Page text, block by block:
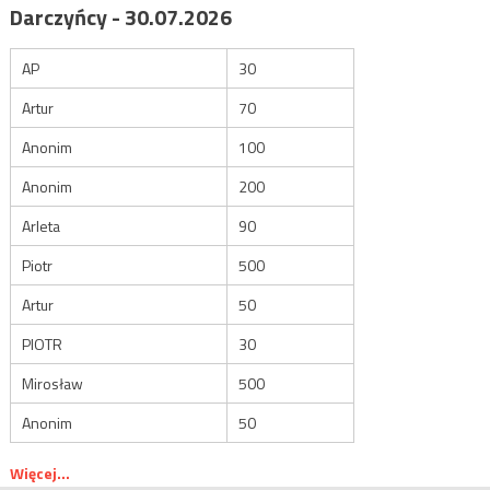
Darczyńcy - 30.07.2026
AP
30
Artur
70
Anonim
100
Anonim
200
Arleta
90
Piotr
500
Artur
50
PIOTR
30
Mirosław
500
Anonim
50
Więcej...